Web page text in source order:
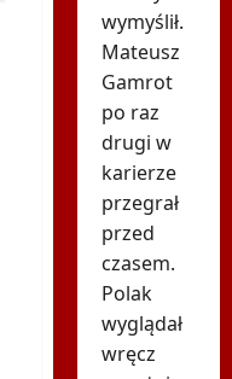
wymyślił.
Mateusz
Gamrot
po raz
drugi w
karierze
przegrał
przed
czasem.
Polak
wyglądał
wręcz